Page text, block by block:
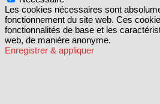
Les cookies nécessaires sont
fonctionnement du site web. Ces
fonctionnalités de base et les
web, de manière anonyme.
Enregistrer & appliquer